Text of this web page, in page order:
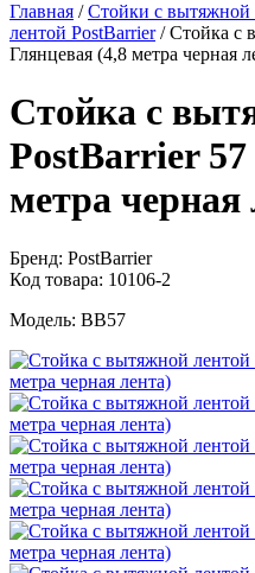
Главная /Стойки с вытяжной
лентой PostBarrier/Стойка с
Глянцевая (4,8 метра черная
Стойка с
PostBarrier 57
метра черная
Бренд: PostBarrier
Код товара: 10106-2
Модель: BB57